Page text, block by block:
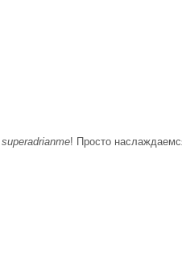
superadrianme! Просто